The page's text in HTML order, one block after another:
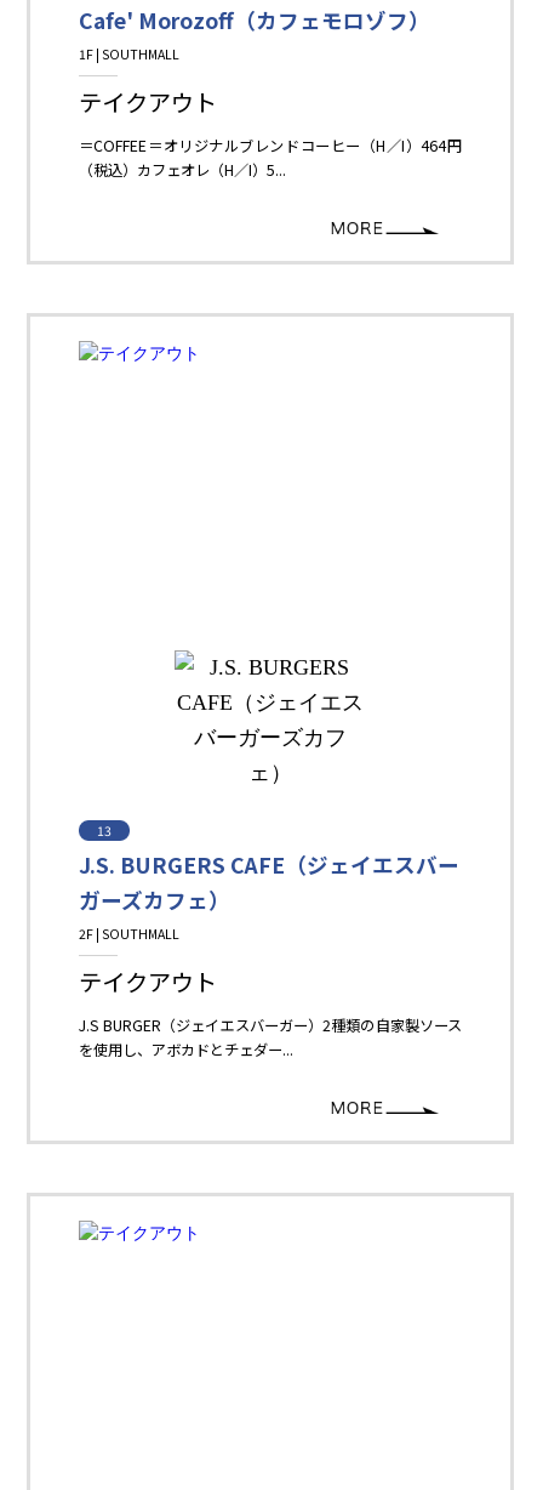
Cafe' Morozoff（カフェモロゾフ）
1F | SOUTHMALL
Restaurant＆Cafe＆Sweets
テイクアウト
＝COFFEE＝オリジナルブレンドコーヒー（H／I）464円
（税込）カフェオレ（H／I）5...
13
J.S. BURGERS CAFE（ジェイエスバー
ガーズカフェ）
2F | SOUTHMALL
Restaurant＆Cafe＆Sweets
テイクアウト
J.S BURGER（ジェイエスバーガー）2種類の自家製ソース
を使用し、アボカドとチェダー...